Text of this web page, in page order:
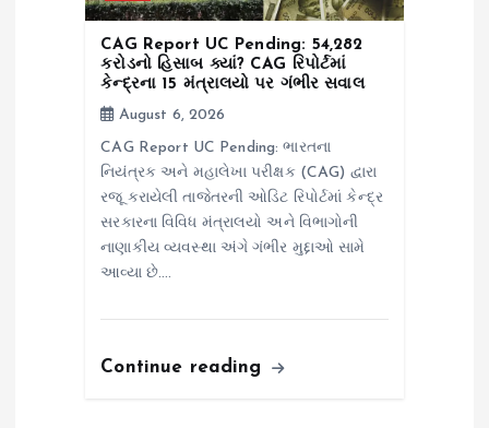
CAG Report UC Pending: ₹54,282
કરોડનો હિસાબ ક્યાં? CAG રિપોર્ટમાં
કેન્દ્રના 15 મંત્રાલયો પર ગંભીર સવાલ
August 6, 2026
CAG Report UC Pending: ભારતના
નિયંત્રક અને મહાલેખા પરીક્ષક (CAG) દ્વારા
રજૂ કરાયેલી તાજેતરની ઓડિટ રિપોર્ટમાં કેન્દ્ર
સરકારના વિવિધ મંત્રાલયો અને વિભાગોની
નાણાકીય વ્યવસ્થા અંગે ગંભીર મુદ્દાઓ સામે
આવ્યા છે.…
Continue reading